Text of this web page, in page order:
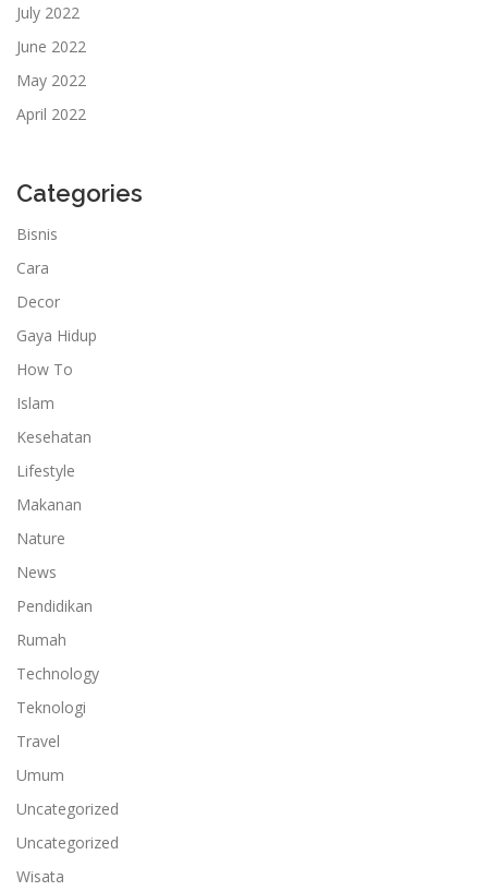
July 2022
June 2022
May 2022
April 2022
Categories
Bisnis
Cara
Decor
Gaya Hidup
How To
Islam
Kesehatan
Lifestyle
Makanan
Nature
News
Pendidikan
Rumah
Technology
Teknologi
Travel
Umum
Uncategorized
Uncategorized
Wisata